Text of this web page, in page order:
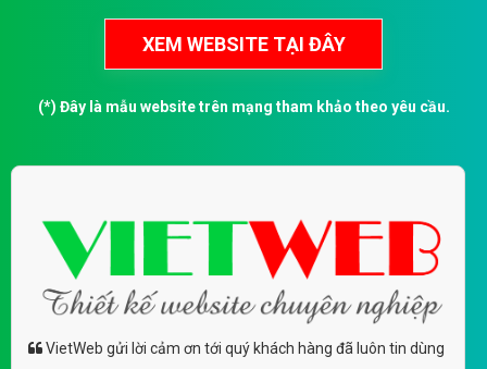
(*) Đây là mẫu website trên mạng tham khảo theo yêu cầu.
VietWeb gửi lời cảm ơn tới quý khách hàng đã luôn tin dùng